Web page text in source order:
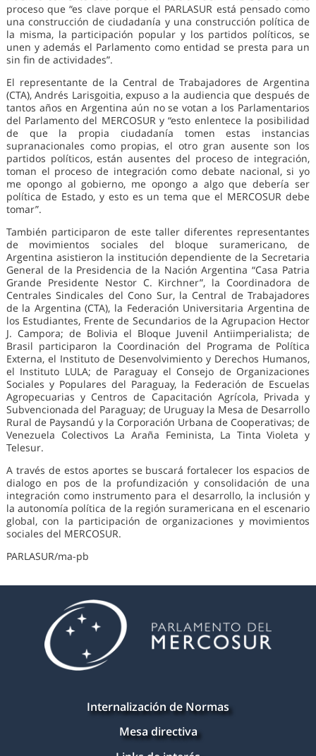
proceso que “es clave porque el PARLASUR está pensado como
una construcción de ciudadanía y una construcción política de
la misma, la participación popular y los partidos políticos, se
unen y además el Parlamento como entidad se presta para un
sin fin de actividades”.
El representante de la Central de Trabajadores de Argentina
(CTA), Andrés Larisgoitia, expuso a la audiencia que después de
tantos años en Argentina aún no se votan a los Parlamentarios
del Parlamento del MERCOSUR y “esto enlentece la posibilidad
de que la propia ciudadanía tomen estas instancias
supranacionales como propias, el otro gran ausente son los
partidos políticos, están ausentes del proceso de integración,
toman el proceso de integración como debate nacional, si yo
me opongo al gobierno, me opongo a algo que debería ser
política de Estado, y esto es un tema que el MERCOSUR debe
tomar”.
También participaron de este taller diferentes representantes
de movimientos sociales del bloque suramericano, de
Argentina asistieron la institución dependiente de la Secretaria
General de la Presidencia de la Nación Argentina “Casa Patria
Grande Presidente Nestor C. Kirchner”, la Coordinadora de
Centrales Sindicales del Cono Sur, la Central de Trabajadores
de la Argentina (CTA), la Federación Universitaria Argentina de
los Estudiantes, Frente de Secundarios de la Agrupacion Hector
J. Campora; de Bolivia el Bloque Juvenil Antiimperialista; de
Brasil participaron la Coordinación del Programa de Política
Externa, el Instituto de Desenvolvimiento y Derechos Humanos,
el Instituto LULA; de Paraguay el Consejo de Organizaciones
Sociales y Populares del Paraguay, la Federación de Escuelas
Agropecuarias y Centros de Capacitación Agrícola, Privada y
Subvencionada del Paraguay; de Uruguay la Mesa de Desarrollo
Rural de Paysandú y la Corporación Urbana de Cooperativas; de
Venezuela Colectivos La Araña Feminista, La Tinta Violeta y
Telesur.
A través de estos aportes se buscará fortalecer los espacios de
dialogo en pos de la profundización y consolidación de una
integración como instrumento para el desarrollo, la inclusión y
la autonomía política de la región suramericana en el escenario
global, con la participación de organizaciones y movimientos
sociales del MERCOSUR.
PARLASUR/ma-pb
Internalización de Normas
Mesa directiva